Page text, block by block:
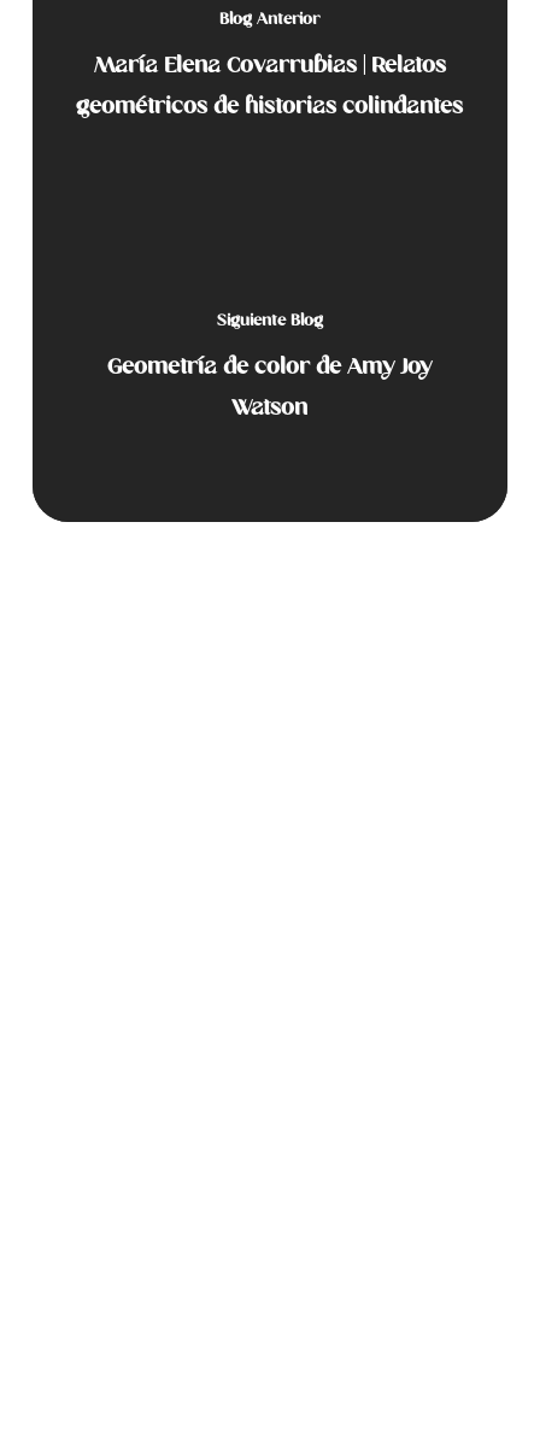
Blog Anterior
María Elena Covarrubias | Relatos
geométricos de historias colindantes
Siguiente Blog
Geometría de color de Amy Joy
Watson